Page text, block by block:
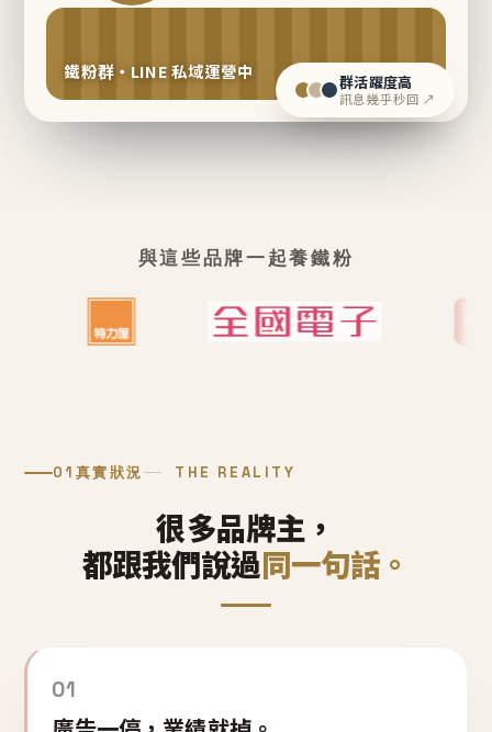
鐵粉群・LINE 私域運營中 群活躍度高
訊息幾乎秒回 ↗
與這些品牌一起養鐵粉
01 真實狀況 THE REALITY
很多品牌主，
都跟我們說過同一句話。
01